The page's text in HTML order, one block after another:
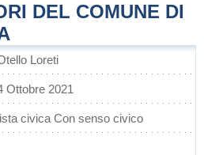
DEL COMUNE DI
Loreti
Ottobre 2021
civica Con senso civico